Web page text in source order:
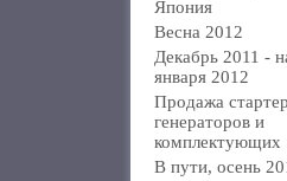
Япония
Весна 2012
Декабрь 2011 -
января 2012
Продажа
генераторов и
комплектующих
В пути, осень